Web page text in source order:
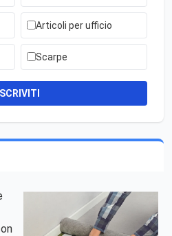
Articoli per ufficio
Scarpe
ISCRIVITI